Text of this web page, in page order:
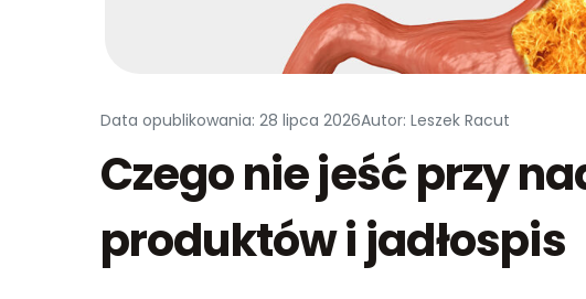
Data opublikowania: 28 lipca 2026Autor: Leszek Racut
Czego nie jeść przy
produktów i jadłospis